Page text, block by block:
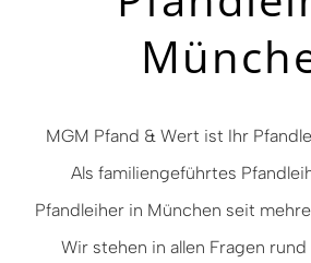
MGM Pfand & Wert ist Ihr
Als familiengeführtes
Pfandleiher in München seit
Wir stehen in allen Fragen